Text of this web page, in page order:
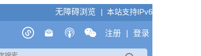
无障碍浏览 | 本站支持IPv6
注册 登录